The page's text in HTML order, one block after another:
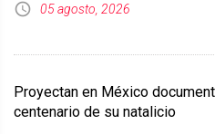
05 agosto, 2026
Proyectan en México
centenario de su natalicio